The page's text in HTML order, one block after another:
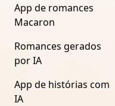
App de romances
Macaron
Romances gerados
por IA
App de histórias com
IA